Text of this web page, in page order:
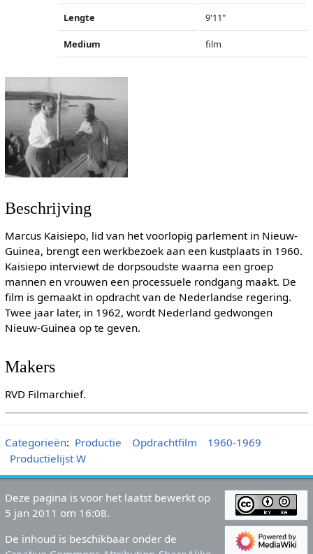
Lengte 9'11"
Medium film
Beschrijving
Marcus Kaisiepo, lid van het voorlopig parlement in Nieuw-
Guinea, brengt een werkbezoek aan een kustplaats in 1960.
Kaisiepo interviewt de dorpsoudste waarna een groep
mannen en vrouwen een processuele rondgang maakt. De
film is gemaakt in opdracht van de Nederlandse regering.
Twee jaar later, in 1962, wordt Nederland gedwongen
Nieuw-Guinea op te geven.
Makers
RVD Filmarchief.
Categorieën: Productie Opdrachtfilm
1960-1969
Productielijst W
Deze pagina is voor het laatst bewerkt op
5 jan 2011 om 16:08.
De inhoud is beschikbaar onder de